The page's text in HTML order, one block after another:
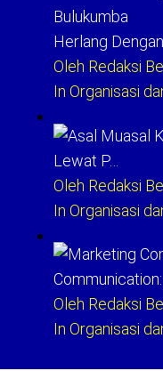
Herlang
Oleh Redaksi
In Organisasi
Lewat P…
Oleh Redaksi
In Organisasi
Communication:
Oleh Redaksi
In Organisasi